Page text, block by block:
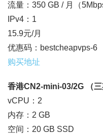
流量：350 GB / 月（
IPv4：1
15.9元/月
优惠码：bestcheapvps-6
购买地址
香港CN2-mini-03/2G （三
vCPU：2
内存：2 GB
空间：20 GB SSD